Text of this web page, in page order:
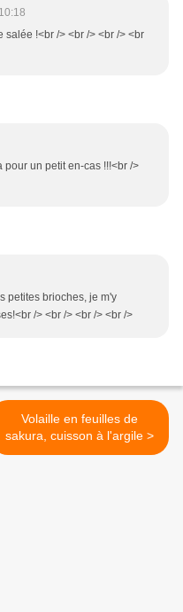
!<br /> <br /> <br /> <br
pour un petit en-cas !!!<br />
petites brioches, je m'y
/> <br /> <br /> <br />
Volaille en feuilles de
sakura, cuisson à l'argile >